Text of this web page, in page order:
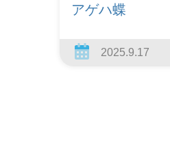
アゲハ蝶
2025.9.17